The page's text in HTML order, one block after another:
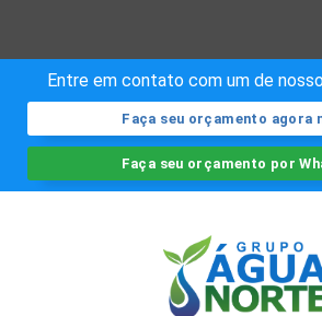
Entre em contato com um de
Faça seu orçamento agora
Faça seu orçamento por